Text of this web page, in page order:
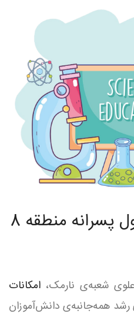
امکانات متوسطه اول پسرانه منطقه 8
شعبه‌ی نارمک، امکانات
رشد همه‌جانبه‌ی دانش‌آموزان